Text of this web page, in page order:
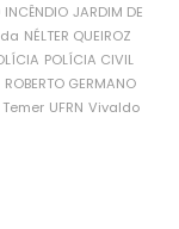
INCÊNDIO JARDIM DE
NÉLTER QUEIROZ
POLÍCIA CIVIL
ROBERTO GERMANO
Temer UFRN Vivaldo